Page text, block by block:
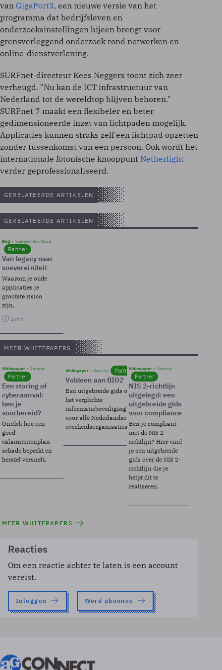
van GigaPort3, een nieuwe versie van het
programma dat bedrijfsleven en
onderzoeksinstellingen bijeen brengt voor
grensverleggend onderzoek rond netwerken en
online-dienstverlening.
SURFnet-directeur Kees Neggers toont zich zeer
verheugd. "Nu kan de ICT infrastructuur van
Nederland tot de wereldtop blijven behoren."
SURFnet 7 maakt een flexibeler en beter
gedimensioneerde inzet van lichtpaden mogelijk.
Applicaties kunnen straks zelf een lichtpad opzetten
zonder tussenkomst van een persoon. Ook wordt het
internationale fotonische knooppunt Netherlight
verder geprofessionaliseerd.
GERELATEERDE ARTIKELEN
GERELATEERDE ARTIKELEN
Blog Soevereinteit, Cloud
Partner
Van legacy naar
soevereiniteit
Waarom je oude
applicaties je
grootste risico
zijn.
1 min
MEER WHITEPAPERS
Whitepaper Security
Partner
Een storing of
cyberaanval:
ben je
voorbereid?
Ontdek hoe een
goed
calamiteitenplan
schade beperkt en
herstel versnelt.
Whitepaper Security Partner
Voldoen aan BIO2
Een uitgebreide gids over BIO2,
het verplichte
informatiebeveiligingsframework
voor alle Nederlandse
overheidsorganisaties.
Whitepaper Security
Partner
NIS 2-richtlijn
uitgelegd: een
uitgebreide gids
voor compliance
Ben je compliant
met de NIS 2-
richtlijn? Hier vind
je een uitgebreide
gids over de NIS 2-
richtlijn die je
helpt dit te
realiseren.
MEER WHITEPAPERS
Reacties
Om een reactie achter te laten is een account
vereist.
Inloggen Word abonnee